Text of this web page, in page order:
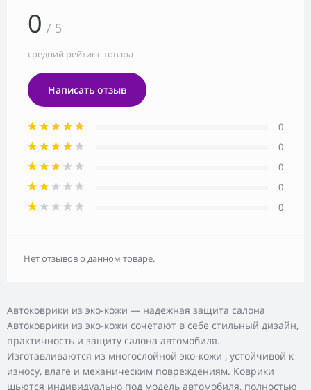
Автоковрики из эко-кожи — надежная защита салона
Автоковрики из эко-кожи сочетают в себе стильный дизайн,
практичность и защиту салона автомобиля.
Изготавливаются из многослойной эко-кожи , устойчивой к
износу, влаге и механическим повреждениям. Коврики
шьются индивидуально под модель автомобиля, полностью
0 / 5
средний рейтинг товара
Написать отзыв
0
0
0
0
0
Нет отзывов о данном товаре.